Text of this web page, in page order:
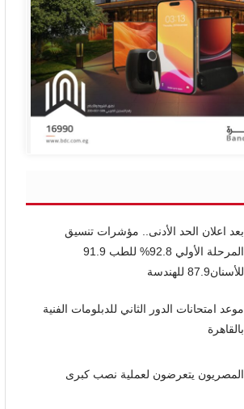
بعد اعلان الحد الأدنى.. مؤشرات تنسيق
المرحلة الأولي 92.8% للطب 91.9
للأسنان87.9 للهندسة
موعد امتحانات الدور الثاني للدبلومات الفنية
بالقاهرة
المصريون يتعرضون لعملية نصب كبرى